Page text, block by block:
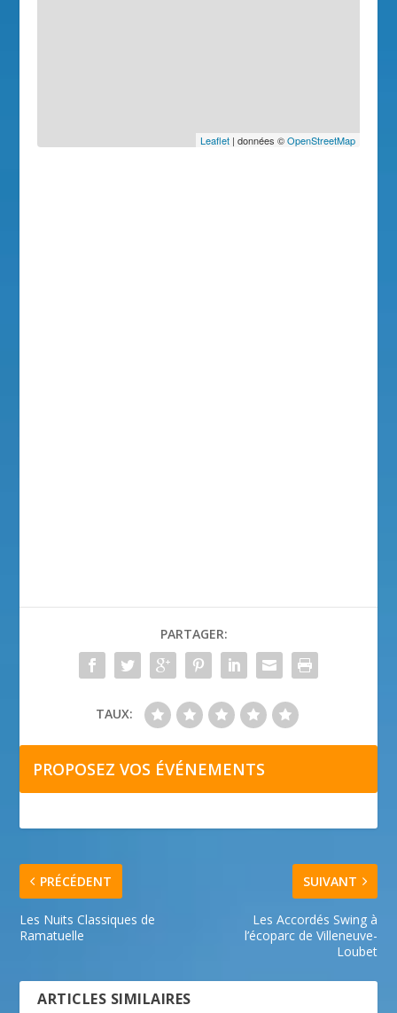
Leaflet| données ©OpenStreetMap
PARTAGER:
TAUX:
PROPOSEZ VOS ÉVÉNEMENTS
PRÉCÉDENT
Les Nuits Classiques de
Ramatuelle
SUIVANT
Les Accordés Swing à
l’écoparc de Villeneuve-
Loubet
ARTICLES SIMILAIRES